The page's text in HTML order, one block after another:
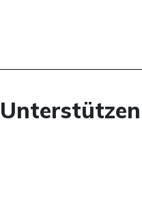
Unterstützen